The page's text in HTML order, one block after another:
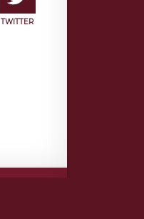
TWITTER